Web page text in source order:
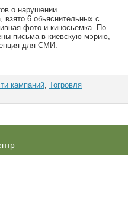
о нарушении
взято 6 обьяснительных с
фото и киносьемка. По
письма в киевскую мэрию,
для СМИ.
кампаний, Тогровля